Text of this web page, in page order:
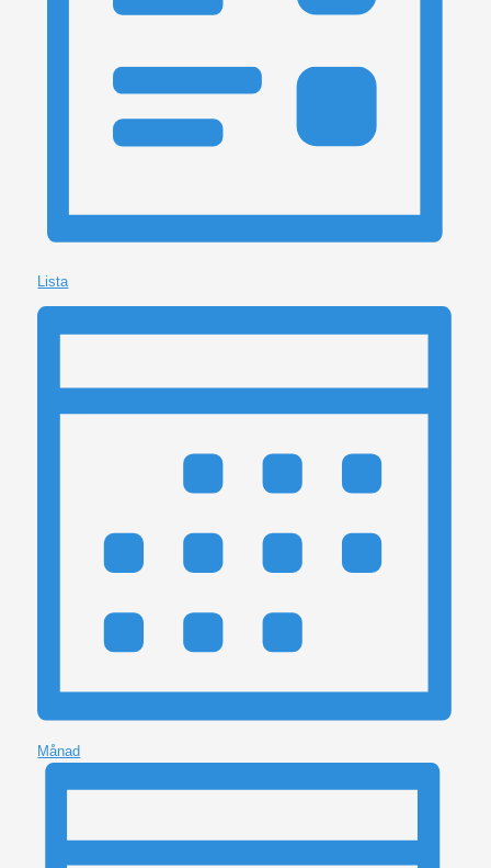
Lista
Månad